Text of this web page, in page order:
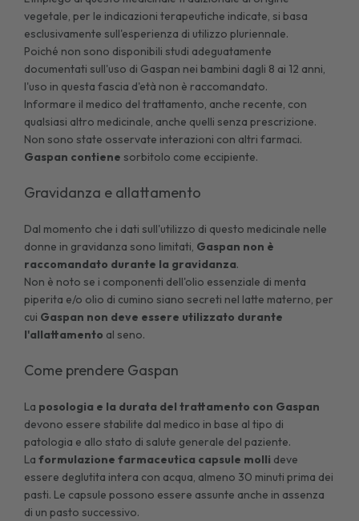
vegetale, per le indicazioni terapeutiche indicate, si basa
esclusivamente sull'esperienza di utilizzo pluriennale.
Poiché non sono disponibili studi adeguatamente
documentati sull'uso di Gaspan nei bambini dagli 8 ai 12 anni,
l'uso in questa fascia d'età non è raccomandato.
Informare il medico del trattamento, anche recente, con
qualsiasi altro medicinale, anche quelli senza prescrizione.
Non sono state osservate interazioni con altri farmaci.
Gaspan contiene sorbitolo come eccipiente.
Gravidanza e allattamento
Dal momento che i dati sull'utilizzo di questo medicinale nelle
donne in gravidanza sono limitati, Gaspan non è
raccomandato durante la gravidanza.
Non è noto se i componenti dell'olio essenziale di menta
piperita e/o olio di cumino siano secreti nel latte materno, per
cui Gaspan non deve essere utilizzato durante
l'allattamento al seno.
Come prendere Gaspan
La posologia e la durata del trattamento con Gaspan
devono essere stabilite dal medico in base al tipo di
patologia e allo stato di salute generale del paziente.
Laformulazione farmaceutica capsule molli deve
essere deglutita intera con acqua, almeno 30 minuti prima dei
pasti. Le capsule possono essere assunte anche in assenza
di un pasto successivo.